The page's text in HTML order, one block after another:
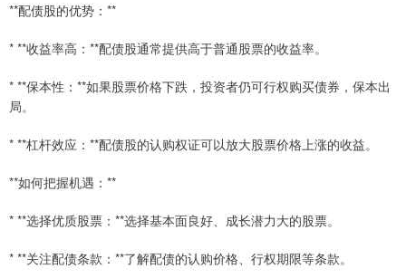
**配债股的优势：**
* **收益率高：**配债股通常提供高于普通股票的收益率。
* **保本性：**如果股票价格下跌，投资者仍可行权购买债券，保本出
局。
* **杠杆效应：**配债股的认购权证可以放大股票价格上涨的收益。
**如何把握机遇：**
* **选择优质股票：**选择基本面良好、成长潜力大的股票。
* **关注配债条款：**了解配债的认购价格、行权期限等条款。